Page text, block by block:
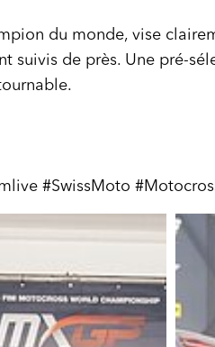
du monde, vise
suivis de près. Une pré-
#SwissMoto